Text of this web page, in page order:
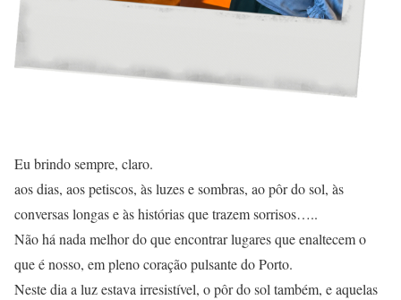
Eu brindo sempre, claro.
aos dias, aos petiscos, às luzes e sombras, ao pôr do sol, às
conversas longas e às histórias que trazem sorrisos…..
Não há nada melhor do que encontrar lugares que enaltecem o
que é nosso, em pleno coração pulsante do Porto.
Neste dia a luz estava irresistível, o pôr do sol também, e aquelas